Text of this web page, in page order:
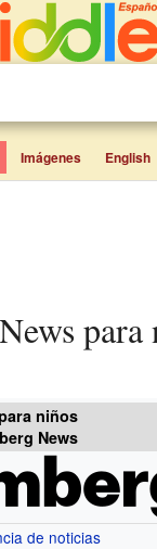
Imágenes English
niños
News
de noticias